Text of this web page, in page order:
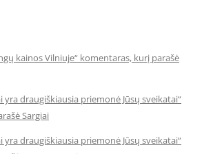
kainos Vilniuje“ komentaras, kurį parašė
yra draugiškiausia priemonė Jūsų sveikatai“
Sargiai
yra draugiškiausia priemonė Jūsų sveikatai“